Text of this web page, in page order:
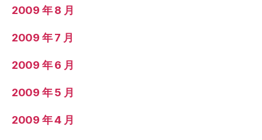
2009 年 8 月
2009 年 7 月
2009 年 6 月
2009 年 5 月
2009 年 4 月